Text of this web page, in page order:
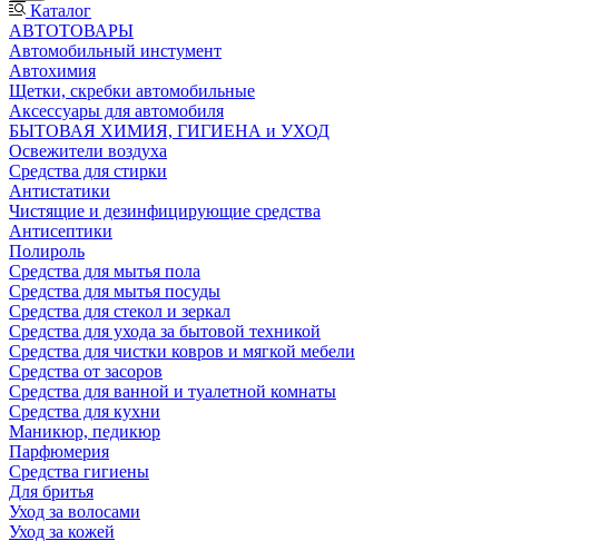
Каталог
АВТОТОВАРЫ
Автомобильный инстумент
Автохимия
Щетки, скребки автомобильные
Аксессуары для автомобиля
БЫТОВАЯ ХИМИЯ, ГИГИЕНА и УХОД
Освежители воздуха
Средства для стирки
Антистатики
Чистящие и дезинфицирующие средства
Антисептики
Полироль
Средства для мытья пола
Средства для мытья посуды
Средства для стекол и зеркал
Средства для ухода за бытовой техникой
Средства для чистки ковров и мягкой мебели
Средства от засоров
Средства для ванной и туалетной комнаты
Средства для кухни
Маникюр, педикюр
Парфюмерия
Средства гигиены
Для бритья
Уход за волосами
Уход за кожей